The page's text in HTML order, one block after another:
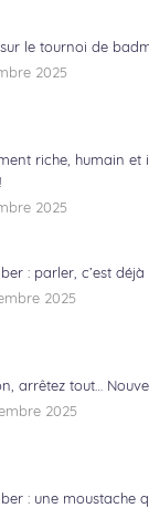
le tournoi de
2025
riche, humain et
2025
: parler, c’est
2025
arrêtez tout…
2025
: une moustache